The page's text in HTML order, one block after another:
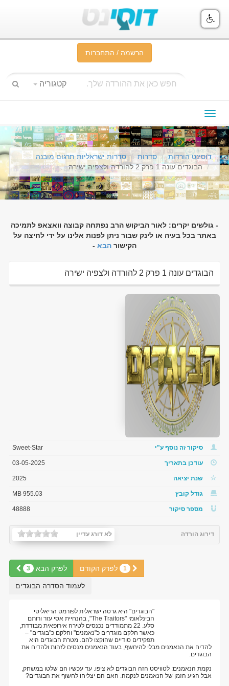
הרשמה / התחברות
קטגוריה
תפריט
ניווט
דוסינט הורדות סדרות
סדרות ישראליות תרגום מובנה
הבוגדים עונה 1 פרק 2 להורדה ולצפיה ישירה
- גולשים יקרים: לאור הביקוש הרב נפתחה קבוצה וואצאפ לתמיכה
באתר בכל בעיה או לינק שבור ניתן לפנות אלינו על ידי לחיצה על
הקישור הבא -
הבוגדים עונה 1 פרק 2 להורדה ולצפיה ישירה
סיקור זה נוסף ע"י Sweet-Star
עודכן בתאריך 03-05-2025
שנת יציאה 2025
גודל קובץ 955.03 MB
מספר סיקור 48888
לא דורג עדיין דירוג הורדה
לפרק הבא 3 1 לפרק הקודם
לעמוד הסדרה הבוגדים
"הבוגדים" היא גרסה ישראלית לפורמט הריאליטי
הבינלאומי "The Traitors", בהנחיית אסי עזר ורותם
סלע. 22 מתמודדים נכנסים לטירה אירופאית מבודדת,
כאשר חלקם מוגדרים כ"נאמנים" וחלקם כ"בוגדים" –
תפקידים סודיים שהוקצו להם. מטרת הבוגדים היא
להדיח את הנאמנים מבלי להיחשף, בעוד הנאמנים מנסים לזהות ולהדיח את
הבוגדים.
נקמת הנאמנים: לטוויסט הזה הבוגדים לא ציפו. עד עכשיו הם שלטו במשחק,
אבל הגיע הזמן של הנאמנים לנקמה. האם הם יצליחו לחשוף את הבוגדים?